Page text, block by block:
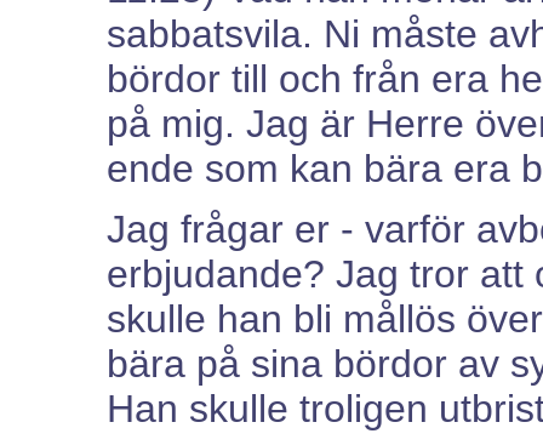
sabbatsvila. Ni måste
bördor till och från era
på mig. Jag är Herre
ende som kan bära era
Jag frågar er - varför
erbjudande? Jag tror att
skulle han bli mållös
bära på sina bördor av
Han skulle troligen